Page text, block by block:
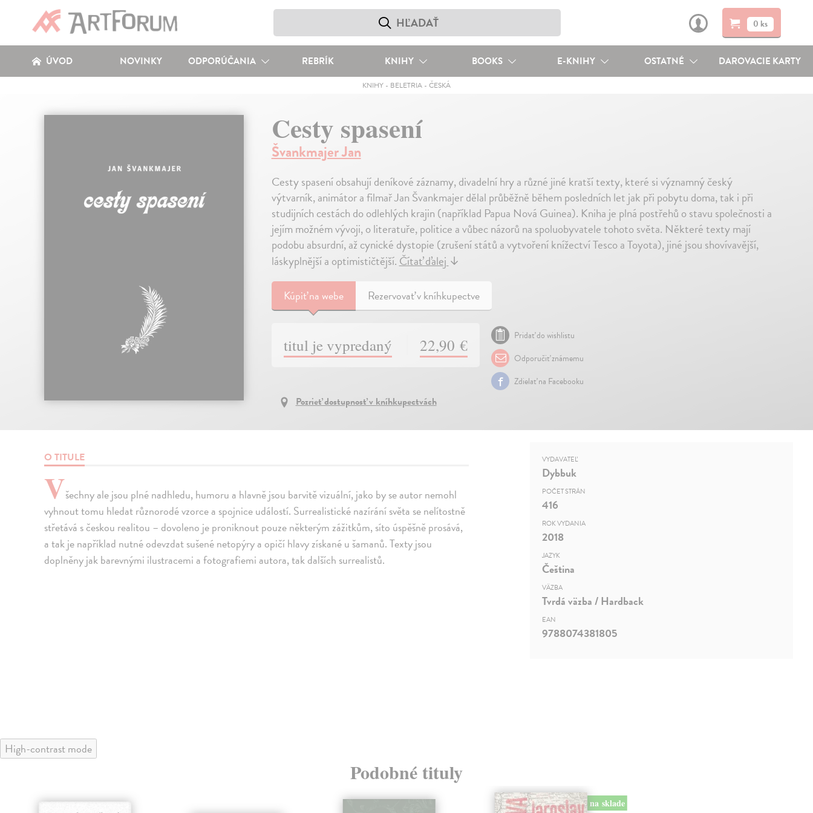
0 ks
ÚVOD NOVINKY ODPORÚČANIA REBRÍK KNIHY BOOKS E-KNIHY OSTATNÉ DAROVACIE KARTY
KNIHY- BELETRIA- ČESKÁ
Cesty spasení
Švankmajer Jan
Cesty spasení obsahují deníkové záznamy, divadelní hry a různé jiné kratší texty, které si významný český
výtvarník, animátor a filmař Jan Švankmajer dělal průběžně během posledních let jak při pobytu doma, tak i při
studijních cestách do odlehlých krajin (například Papua Nová Guinea). Kniha je plná postřehů o stavu společnosti a
jejím možném vývoji, o literatuře, politice a vůbec názorů na spoluobyvatele tohoto světa. Některé texty mají
podobu absurdní, až cynické dystopie (zrušení států a vytvoření knížectví Tesco a Toyota), jiné jsou shovívavější,
láskyplnější a optimističtější.Čítať ďalej↓
Kúpiťna webe Rezervovať v kníhkupectve
titul je vypredaný 22,90 €
Pridať do wishlistu
Odporučiť známemu
Zdielať na Facebooku
Pozrieť dostupnosť v kníhkupectvách
O TITULE
Všechny ale jsou plné nadhledu, humoru a hlavně jsou barvitě vizuální, jako by se autor nemohl
vyhnout tomu hledat různorodé vzorce a spojnice událostí. Surrealistické nazírání světa se nelítostně
střetává s českou realitou – dovoleno je proniknout pouze některým zážitkům, síto úspěšně prosává,
a tak je například nutné odevzdat sušené netopýry a opičí hlavy získané u šamanů. Texty jsou
doplněny jak barevnými ilustracemi a fotografiemi autora, tak dalších surrealistů.
VYDAVATEĽ
Dybbuk
POČET STRÁN
416
ROK VYDANIA
2018
JAZYK
Čeština
VÄZBA
Tvrdá väzba / Hardback
EAN
9788074381805
High-contrast mode
Podobné tituly
na sklade